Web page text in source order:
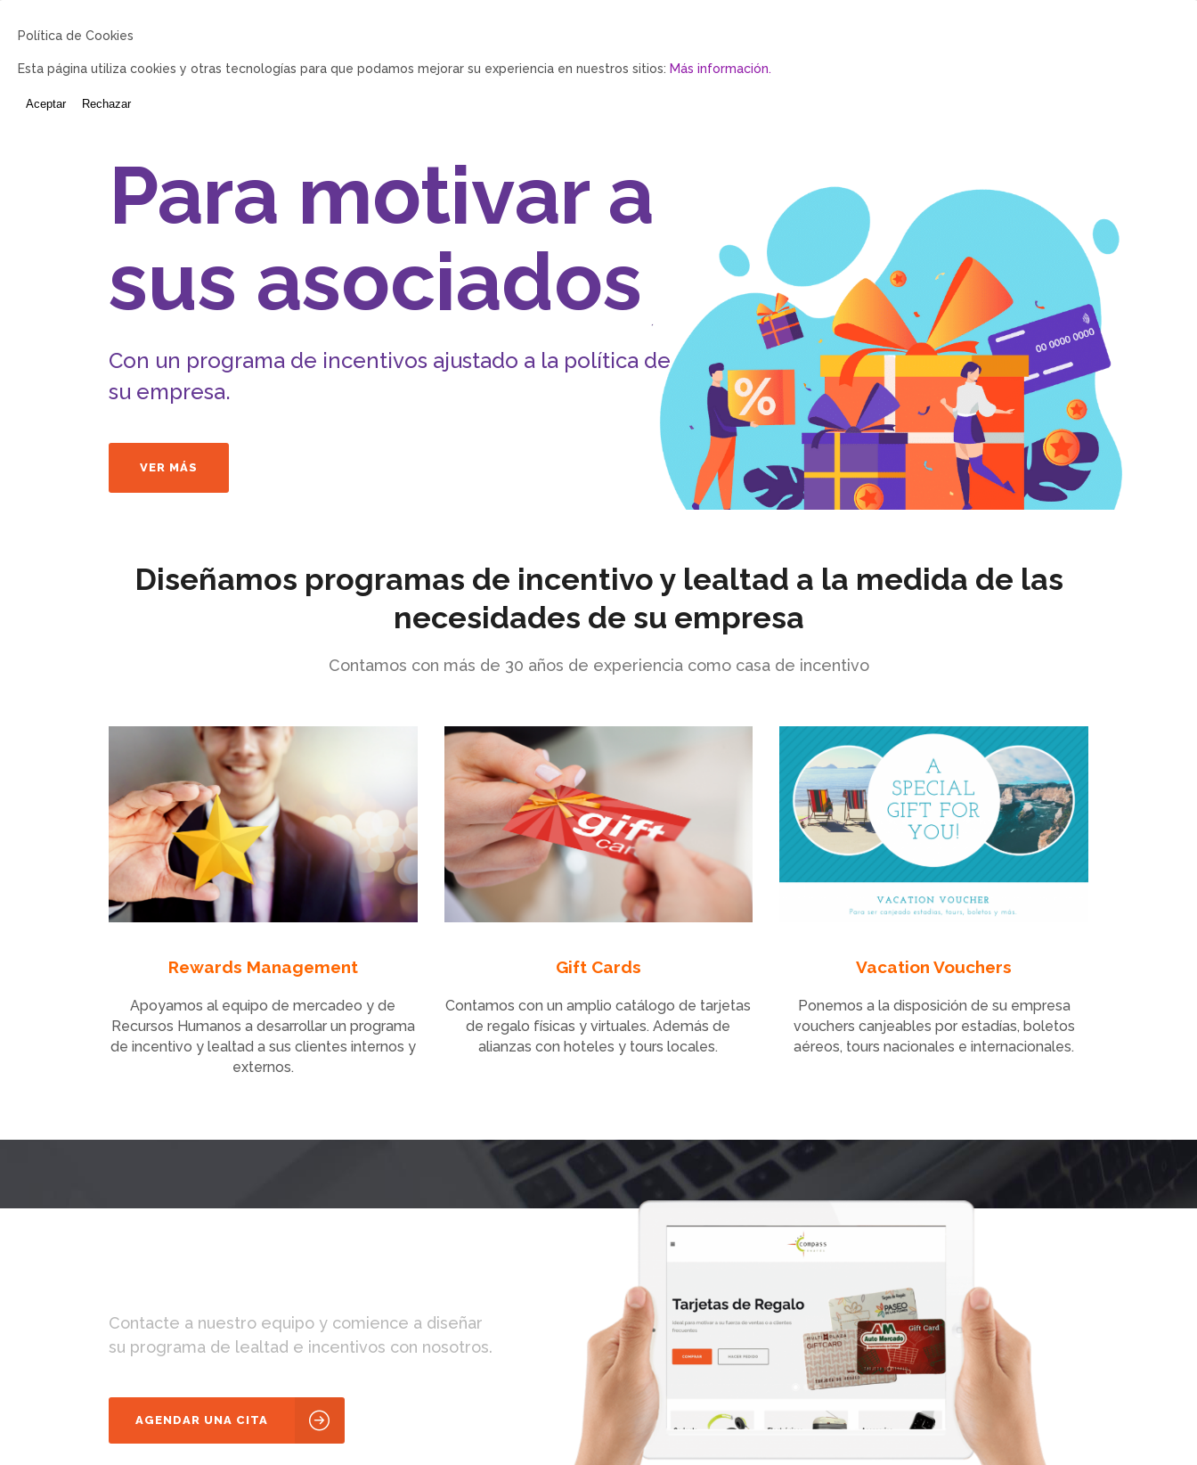
diferente
motivar a
asociados
de incentivos ajustado a la política de
VER CATÁLOGO
Diseñamos programas de incentivo y lealtad a la medida de las
necesidades de su empresa
Contamos con más de 30 años de experiencia como casa de incentivo
Rewards Management
Apoyamos al equipo de mercadeo y de
Recursos Humanos a desarrollar un programa
de incentivo y lealtad a sus clientes internos y
externos.
Gift Cards
Contamos con un amplio catálogo de tarjetas
de regalo físicas y virtuales. Además de
alianzas con hoteles y tours locales.
Vacation Vouchers
Ponemos a la disposición de su empresa
vouchers canjeables por estadías, boletos
aéreos, tours nacionales e internacionales.
Contacte a nuestro equipo y comience a diseñar
su programa de lealtad e incentivos con nosotros.
AGENDAR UNA CITA
Política de Cookies
Esta página utiliza cookies y otras tecnologías para que podamos mejorar su experiencia en nuestros sitios: Más información.
Aceptar Rechazar